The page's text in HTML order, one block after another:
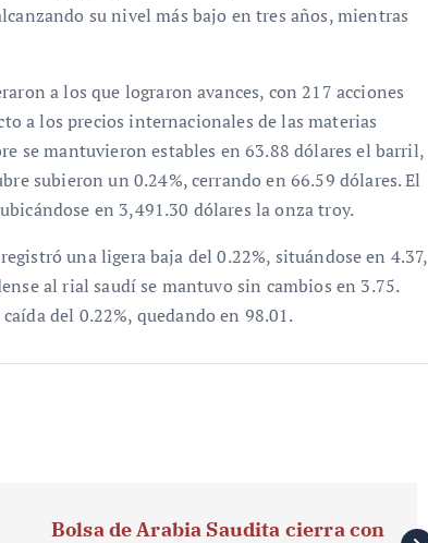
su nivel más bajo en tres años, mientras
a los que lograron avances, con 217 acciones
a los precios internacionales de las materias
se mantuvieron estables en 63.88 dólares el barril,
subieron un 0.24%, cerrando en 66.59 dólares. El
en 3,491.30 dólares la onza troy.
una ligera baja del 0.22%, situándose en 4.37,
al rial saudí se mantuvo sin cambios en 3.75.
del 0.22%, quedando en 98.01.
Bolsa de Arabia Saudita cierra con